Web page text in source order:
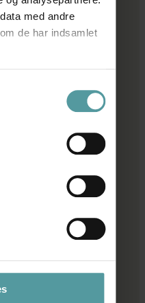
med andre
de har indsamlet